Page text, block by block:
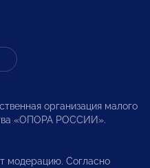
организация малого
«ОПОРА РОССИИ».
модерацию. Согласно